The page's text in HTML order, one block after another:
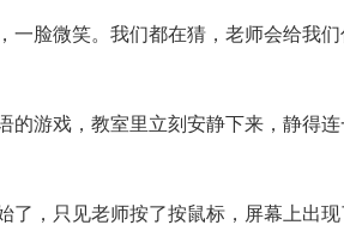
一脸微笑。我们都在猜，老师会给我
的游戏，教室里立刻安静下来，静得
了，只见老师按了按鼠标，屏幕上出